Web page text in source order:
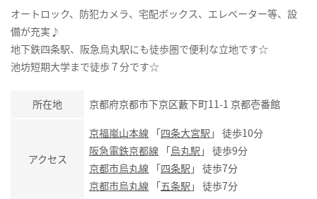
オートロック、防犯カメラ、宅配ボックス、エレベーター等、設
備が充実♪
地下鉄四条駅、阪急烏丸駅にも徒歩圏で便利な立地です☆
池坊短期大学まで徒歩７分です☆
所在地 京都府京都市下京区藪下町11-1 京都壱番館
アクセス
京福嵐山本線 「四条大宮駅 」 徒歩10分
阪急電鉄京都線 「烏丸駅 」 徒歩9分
京都市烏丸線 「四条駅 」 徒歩7分
京都市烏丸線 「五条駅 」 徒歩7分